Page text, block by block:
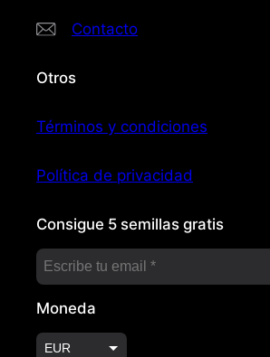
Contacto
Otros
Términos y condiciones
Política de privacidad
Consigue 5 semillas gratis
Moneda
EUR